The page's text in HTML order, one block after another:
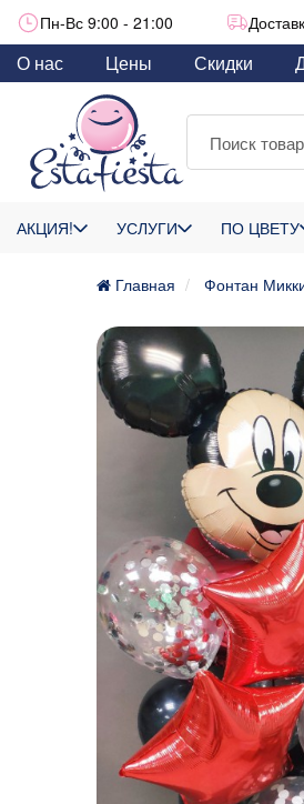
Пн-Вс 9:00 - 21:00
О нас Цены Скидки
АКЦИЯ! УСЛУГИ ПО ЦВЕТУ
Главная Фонтан